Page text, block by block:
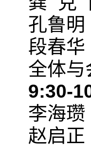
孔鲁
段春
全体与
9:30-
李海
赵启